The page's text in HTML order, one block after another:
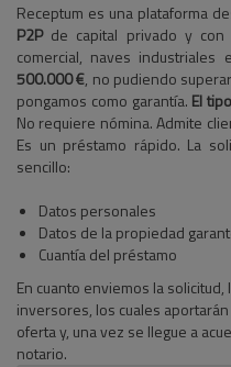
Receptum es una plataforma
P2Pde capital privado y con
comercial, naves
500.000 €, no pudiendo
pongamos como garantía. El
No requiere nómina. Admite
Es un préstamo rápido. La
sencillo:
Datos personales
Datos de la propiedad
Cuantía del préstamo
En cuanto enviemos la
inversores, los cuales
oferta y, una vez se llegue a
notario.